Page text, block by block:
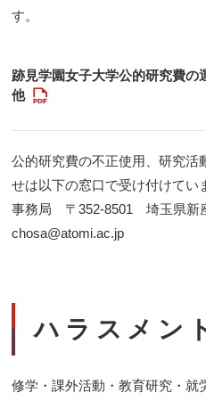
す。
跡見学園女子大学公的研究費の
他
公的研究費の不正使用、研究活
せは以下の窓口で受け付けてい
事務局 〒352-8501 埼玉県新
chosa@atomi.ac.jp
ハラスメン
修学・課外活動・教育研究・就